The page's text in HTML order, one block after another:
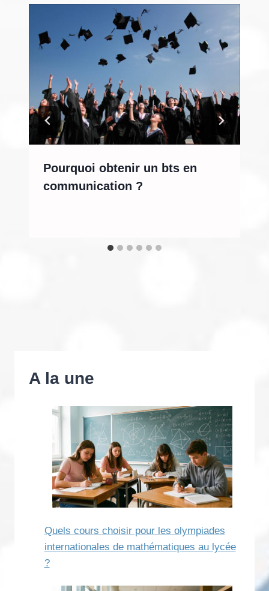
Pourquoi obtenir un bts en
communication ?
A la une
Quels cours choisir pour les olympiades
internationales de mathématiques au lycée
?